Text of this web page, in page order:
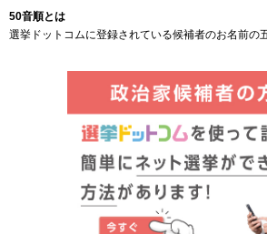
50音順とは
選挙ドットコムに登録されている候補者のお名前の